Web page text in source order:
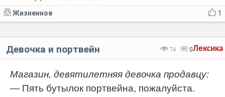
1
Жизненное
Лексика
74 0
Девочка и портвейн
Магазин, девятилетняя девочка продавцу:
— Пять бутылок портвейна, пожалуйста.